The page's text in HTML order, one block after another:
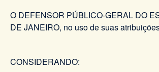
O DEFENSOR PÚBLICO-GERAL DO
DE JANEIRO, no uso de suas
CONSIDERANDO: